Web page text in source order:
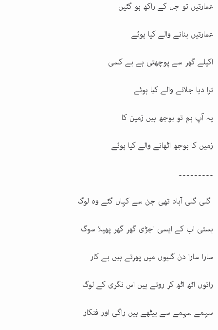
عمارتیں تو جل کے راکھ ہو گئیں
عمارتیں بنانے والے کیا ہوئے
اکیلے گھر سے پوچھتی ہے بے کسی
ترا دیا جلانے والے کیا ہوئے
یہ آپ ہم تو بوجھ ہیں زمین کا
زمیں کا بوجھ اٹھانے والے کیا ہوئے
۔۔۔۔۔۔۔۔۔
گلی گلی آباد تھی جن سے کہاں گئے وہ لوگ
بستی اب کے ایسی اجڑی گھر گھر پھیلا سوگ
سارا سارا دن گلیوں میں پھرتے ہیں بے کار
راتوں اٹھ اٹھ کر روتے ہیں اس نگری کے لوگ
سہمے سہمے سے بیٹھے ہیں راگی اور فنکار